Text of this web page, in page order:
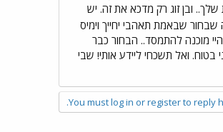
ובן זוג רק מדכא את זה. יש
שבאמת תאהבי יחייך וימיס
מוכנה להתמסד.. הבחור כבר
בטוח. ואל תשכחי ליידע אותי! שבי
You must log in or register to reply